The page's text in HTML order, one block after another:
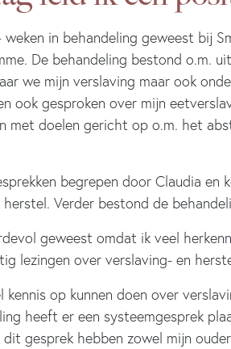
in behandeling geweest bij
De behandeling bestond o.m.
we mijn verslaving maar ook
ook gesproken over mijn
met doelen gericht op o.m. het
begrepen door Claudia
Verder bestond de
geweest omdat ik veel
lezingen over verslaving- en
kennis op kunnen doen over
heeft er een systeemgesprek
dit gesprek hebben zowel mijn